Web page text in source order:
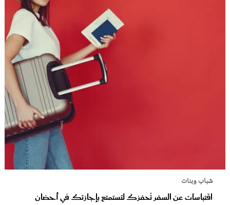
شباب وبنات
اقتباسات عن السفر تُحفزك لتستمتع بإجازتك في أحضان